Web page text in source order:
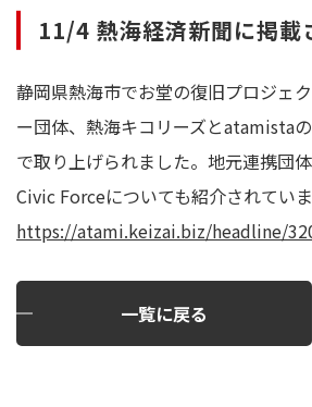
11/4 熱海経済新聞に掲載
静岡県熱海市でお堂の復旧プロジェ
ー団体、熱海キコリーズとatamista
で取り上げられました。地元連携団
Civic Forceについても紹介されていま
https://atami.keizai.biz/headline/
一覧に戻る